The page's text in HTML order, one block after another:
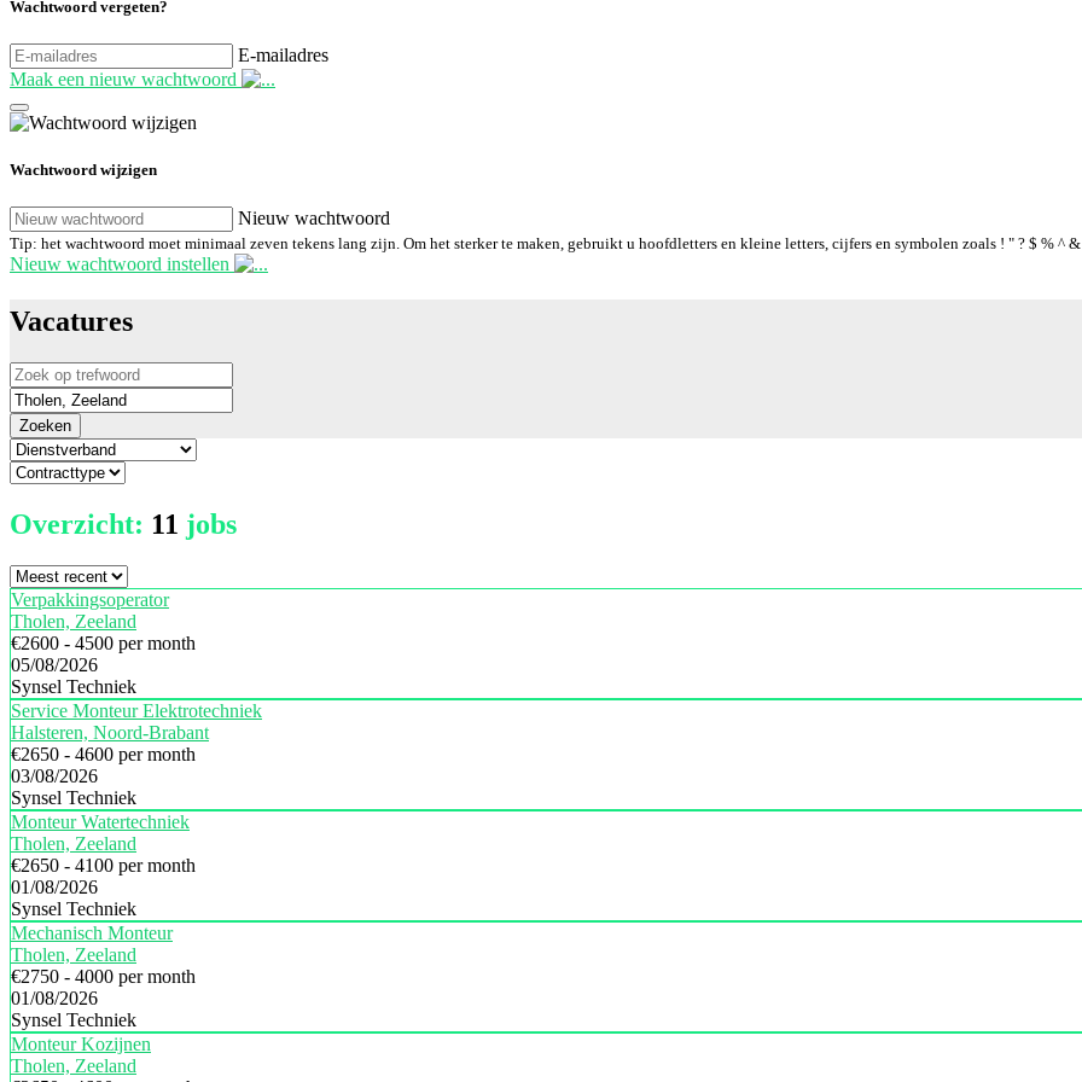
Wachtwoord vergeten?
E-mailadres
Maak een nieuw wachtwoord
Wachtwoord wijzigen
Nieuw wachtwoord
Tip: het wachtwoord moet minimaal zeven tekens lang zijn. Om het sterker te maken, gebruikt u hoofdletters en kleine letters, cijfers en symbolen zoals ! " ? $ % ^
Nieuw wachtwoord instellen
Vacatures
Zoeken
Overzicht: 11 jobs
Verpakkingsoperator
Tholen, Zeeland
€2600 - 4500 per month
05/08/2026
Synsel Techniek
Service Monteur Elektrotechniek
Halsteren, Noord-Brabant
€2650 - 4600 per month
03/08/2026
Synsel Techniek
Monteur Watertechniek
Tholen, Zeeland
€2650 - 4100 per month
01/08/2026
Synsel Techniek
Mechanisch Monteur
Tholen, Zeeland
€2750 - 4000 per month
01/08/2026
Synsel Techniek
Monteur Kozijnen
Tholen, Zeeland